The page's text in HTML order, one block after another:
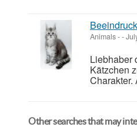
Animals--
Liebhaber
Kätzchen
Charakter.
Other searches that may